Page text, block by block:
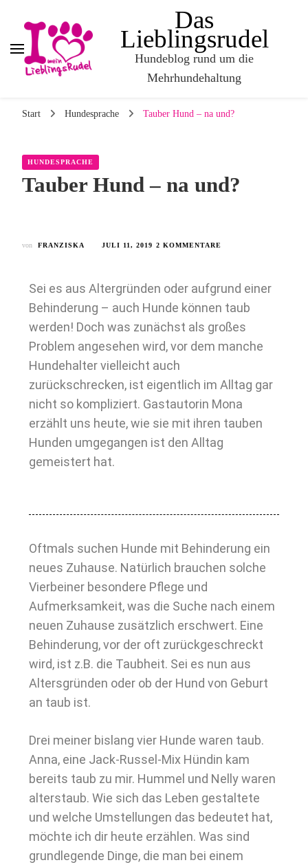
Das
Lieblingsrudel
Hundeblog rund um die
Mehrhundehaltung
Start Hundesprache Tauber Hund – na und?
HUNDESPRACHE
Tauber Hund – na und?
von FRANZISKA JULI 11, 2019 2 KOMMENTARE
Sei es aus Altergründen oder aufgrund einer
Behinderung – auch Hunde können taub
werden! Doch was zunächst als großes
Problem angesehen wird, vor dem manche
Hundehalter vielleicht auch
zurückschrecken, ist eigentlich im Alltag gar
nicht so kompliziert. Gastautorin Mona
erzählt uns heute, wie sie mit ihren tauben
Hunden umgegangen ist den Alltag
gemeistert hat.
Oftmals suchen Hunde mit Behinderung ein
neues Zuhause. Natürlich brauchen solche
Vierbeiner besondere Pflege und
Aufmerksamkeit, was die Suche nach einem
neuen Zuhause zusätzlich erschwert. Eine
Behinderung, vor der oft zurückgeschreckt
wird, ist z.B. die Taubheit. Sei es nun aus
Altersgründen oder ob der Hund von Geburt
an taub ist.
Drei meiner bislang vier Hunde waren taub.
Anna, eine Jack-Russel-Mix Hündin kam
bereits taub zu mir. Hummel und Nelly waren
alterstaub. Wie sich das Leben gestaltete
und welche Umstellungen das bedeutet hat,
möchte ich dir heute erzählen. Was sind
grundlegende Dinge, die man bei einem